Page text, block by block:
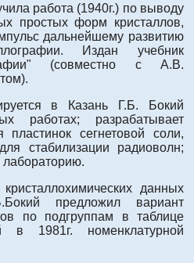
работа (1940г.) по выводу
простых форм кристаллов,
дальнейшему развитию
Издан учебник
(совместно с А.В.
в Казань Г.Б. Бокий
работах; разрабатывает
сегнетовой соли,
стабилизации радиоволн;
лабораторию.
данных
предложил вариант
по подгруппам в таблице
в 1981г. номенклатурной